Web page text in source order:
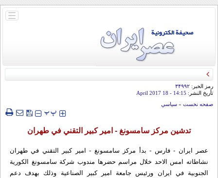
باز
رمز الخبر: ۳۴۹۹۲
تأريخ النشر: 14:15
- 18 April 2017
صفحه نخست » سياسي
‍‍‍ پپ
تدشين مركز سامسونغ - امير كبير التقني في طهران
عصر ايران - فارس - بدأ مركز سامسونغ - امير كبير التقني في طهران
نشاطاته امس الاحد خلال مراسم حضرها مندوب شركة سامسونغ الكورية
الجنوبية في ايران ورئيس جامعة امير كبير الصناعية وذلك بهدف دعم